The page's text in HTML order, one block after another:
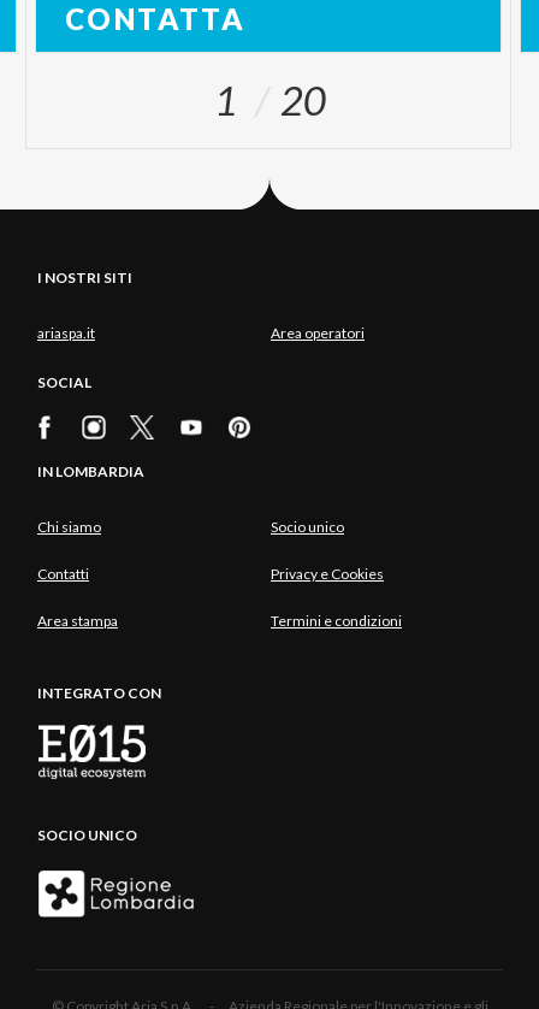
CONTATTA
1 20
I NOSTRI SITI
ariaspa.it Area operatori
SOCIAL
IN LOMBARDIA
Chi siamo Socio unico
Contatti Privacy e Cookies
Area stampa Termini e condizioni
INTEGRATO CON
SOCIO UNICO